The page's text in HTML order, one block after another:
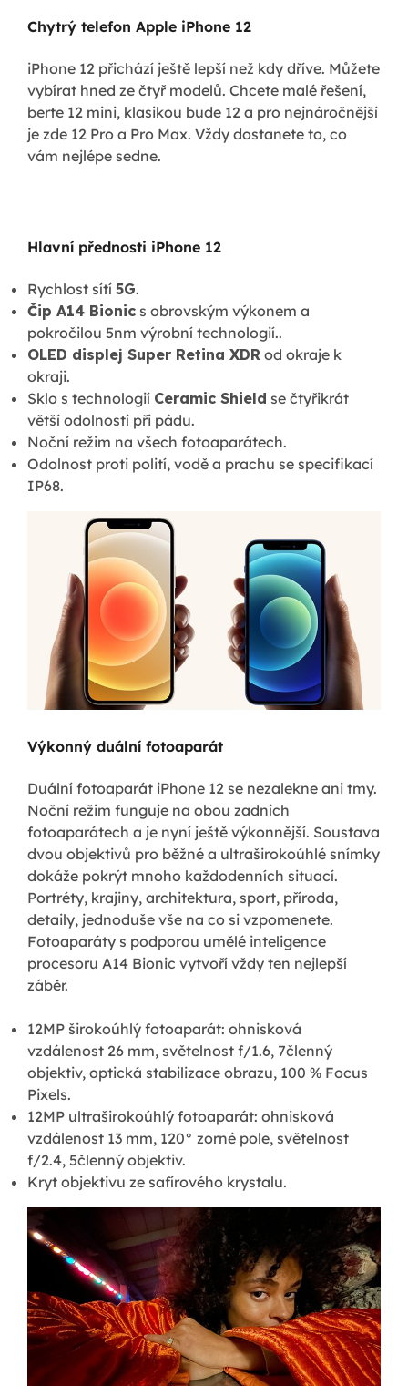
Chytrý telefon Apple iPhone 12
iPhone 12 přichází ještě lepší než kdy dříve. Můžete
vybírat hned ze čtyř modelů. Chcete malé řešení,
berte 12 mini, klasikou bude 12 a pro nejnáročnější
je zde 12 Pro a Pro Max. Vždy dostanete to, co
vám nejlépe sedne.
Hlavní přednosti iPhone 12
Rychlost sítí 5G.
Čip A14 Bionic s obrovským výkonem a
pokročilou 5nm výrobní technologií..
OLED displej Super Retina XDR od okraje k
okraji.
Sklo s technologií Ceramic Shield se čtyřikrát
větší odolností při pádu.
Noční režim na všech fotoaparátech.
Odolnost proti polití, vodě a prachu se specifikací
IP68.
Výkonný duální fotoaparát
Duální fotoaparát iPhone 12 se nezalekne ani tmy.
Noční režim funguje na obou zadních
fotoaparátech a je nyní ještě výkonnější. Soustava
dvou objektivů pro běžné a ultraširokoúhlé snímky
dokáže pokrýt mnoho každodenních situací.
Portréty, krajiny, architektura, sport, příroda,
detaily, jednoduše vše na co si vzpomenete.
Fotoaparáty s podporou umělé inteligence
procesoru A14 Bionic vytvoří vždy ten nejlepší
záběr.
12MP širokoúhlý fotoaparát: ohnisková
vzdálenost 26 mm, světelnost f/1.6, 7členný
objektiv, optická stabilizace obrazu, 100 % Focus
Pixels.
12MP ultraširokoúhlý fotoaparát: ohnisková
vzdálenost 13 mm, 120° zorné pole, světelnost
f/2.4, 5členný objektiv.
Kryt objektivu ze safírového krystalu.